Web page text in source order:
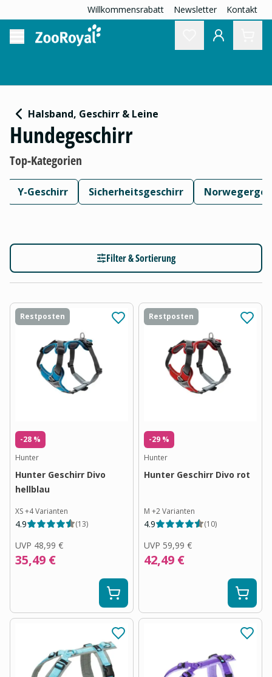
Willkommensrabatt Newsletter Kontakt
Halsband, Geschirr & Leine
Hundegeschirr
Top-Kategorien
Y-Geschirr Sicherheitsgeschirr
Filter & Sortierung
Restposten
-28 %
Hunter
Hunter Geschirr Divo
hellblau
XS+4Varianten
4.9 (13)
UVP 48,99 €
35,49 €
Restposten
-29 %
Hunter
Hunter Geschirr Divo rot
M +2Varianten
4.9 (10)
UVP 59,99 €
42,49 €